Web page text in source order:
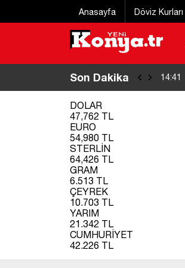
Anasayfa Döviz Kurları
Son Dakika 14:41
DOLAR
47,762 TL
EURO
54,980 TL
STERLİN
64,426 TL
GRAM
6.513 TL
ÇEYREK
10.703 TL
YARIM
21.342 TL
CUMHURİYET
42.226 TL